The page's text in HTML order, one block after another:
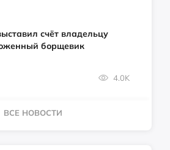
счёт владельцу
борщевик
4.0K
ВСЕ НОВОСТИ